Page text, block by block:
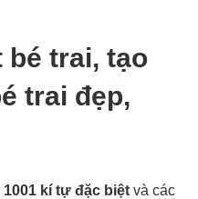
bé trai, tạo
trai đẹp,
1001 kí tự đặc biệt và các